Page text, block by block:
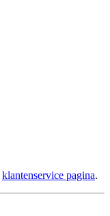
klantenservice pagina.